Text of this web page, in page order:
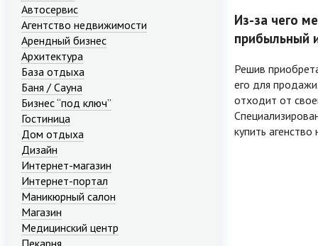
Автосервис
Агентство недвижимости
Арендный бизнес
Архитектура
База отдыха
Баня / Сауна
Бизнес “под ключ”
Гостиница
Дом отдыха
Дизайн
Интернет-магазин
Интернет-портал
Маникюрный салон
Магазин
Медицинский центр
Из-за чего
прибыльный
Решив
его для
отходит от
купить